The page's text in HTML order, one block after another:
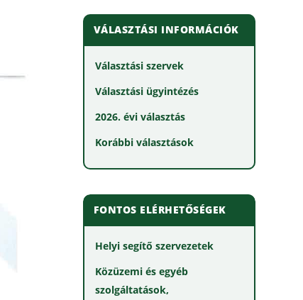
VÁLASZTÁSI INFORMÁCIÓK
Választási szervek
Választási ügyintézés
2026. évi választás
Korábbi választások
FONTOS ELÉRHETŐSÉGEK
Helyi segítő szervezetek
Közüzemi és egyéb
szolgáltatások,